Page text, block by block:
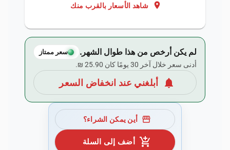
location_on شاهد الأسعار بالقرب منك
لم يكن أرخص من هذا طوال الشهر. سعر ممتاز
أدنى سعر خلال آخر 30 يومًا كان ‏25.90 ₪.
notifications أبلغني عند انخفاض السعر
storefront أين يمكن الشراء؟
add_shopping_cart أضف إلى السلة